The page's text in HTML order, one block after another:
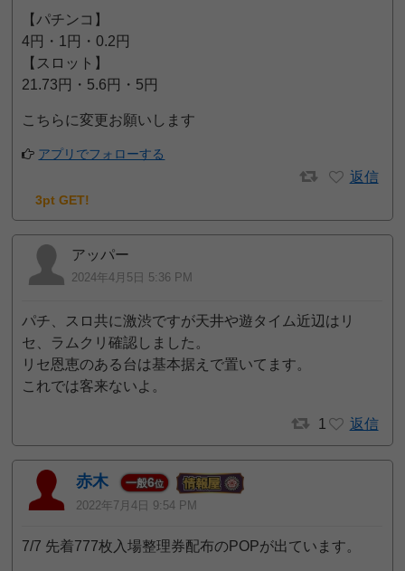
【パチンコ】
4円・1円・0.2円
【スロット】
21.73円・5.6円・5円
こちらに変更お願いします
アプリでフォローする
返信
3pt GET!
アッパー
2024年4月5日 5:36 PM
パチ、スロ共に激渋ですが天井や遊タイム近辺はリ
セ、ラムクリ確認しました。
リセ恩恵のある台は基本据えで置いてます。
これでは客来ないよ。
1 返信
赤木 一般6位
2022年7月4日 9:54 PM
7/7 先着777枚入場整理券配布のPOPが出ています。